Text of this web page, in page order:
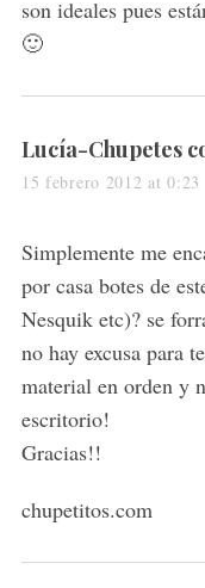
son ideales pues
🙂
s
a
s
:
Lucía-Chupetes
15 febrero 2012 at 0:23
Simplemente me
por casa botes de
Nesquik etc)? se
no hay excusa para
material en orden y
escritorio!
Gracias!!
chupetitos.com